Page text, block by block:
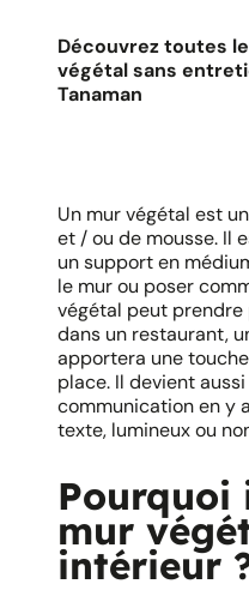
Découvrez toutes
végétal sans
Tanaman
Un mur végétal est
et / ou de mousse. Il
un support en
le mur ou poser
végétal peut prendre
dans un restaurant,
apportera une
place. Il devient
communication en y
texte, lumineux ou
Pourquoi
mur
intérieur